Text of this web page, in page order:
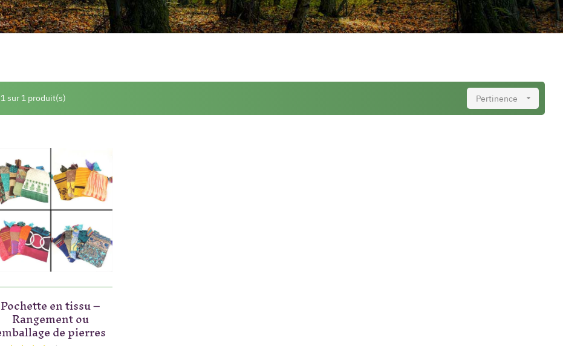
sur 1 produit(s) Pertinence 
Pochette en tissu –
Rangement ou
de pierres